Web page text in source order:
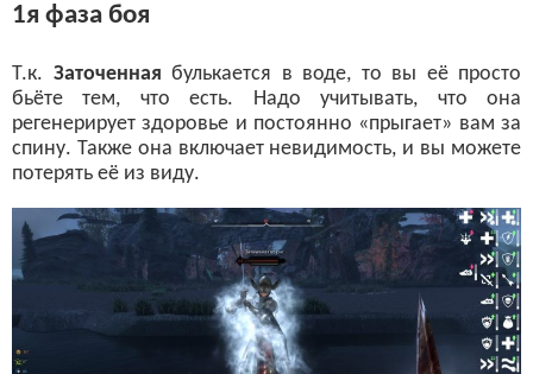
1я фаза боя
Т.к. Заточенная булькается в воде, то вы её просто
бьёте тем, что есть. Надо учитывать, что она
регенерирует здоровье и постоянно «прыгает» вам за
спину. Также она включает невидимость, и вы можете
потерять её из виду.